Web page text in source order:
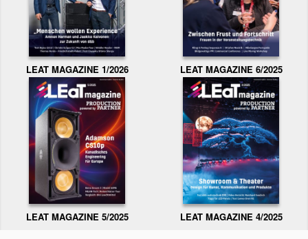
LEAT MAGAZINE 1/2026 LEAT MAGAZINE 6/2025
LEAT MAGAZINE 5/2025 LEAT MAGAZINE 4/2025